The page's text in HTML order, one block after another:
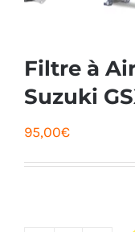
Filtre à
Suzuki
95,00€